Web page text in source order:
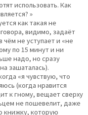
использовать. Как
»
как такая не
видимо, задаёт
не уступает и «не
по 15 минут и ни
надо, но сразу
зашаталась).
«я чувствую, что
(когда нравится
к гному, вещает сверху
не пошевелит, даже
книжку, которую